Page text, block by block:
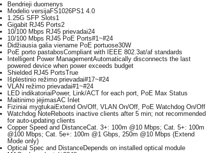
Bendrieji duomenys
Modelio versijaFS1026PS1 4.0
1.25G SFP Slots1
Gigabit RJ45 Ports2
10/100 Mbps RJ45 prievadai24
10/100 Mbps RJ45 PoE Ports#1~#24
Didžiausia galia viename PoE portuose30W
PoE porto pastabosCompliant with IEEE 802.3at/af standards
Intelligent Power ManagementAutomatically disconnects the last
powered device when power exceeds budget
Shielded RJ45 PortsTrue
Išplėstinio režimo prievadai#17~#24
VLAN režimo prievadai#1~#24
LED indikatoriai Power, Link/ACT for each port, PoE Max Status
Maitinimo įėjimasAC Inlet
Fiziniai mygtukai Extend On/Off, VLAN On/Off, PoE Watchdog On/Off
Watchdog NoteReboots inactive clients after 5 min; not recommended
for auto-updating clients
Copper Speed and DistanceCat. 3+: 100m @10 Mbps; Cat. 5+: 100m
@100 Mbps; Cat. 5e+: 100m @1 Gbps, 250m @10 Mbps (Extend
Mode only)
Optical Spec and DistanceDepends on installed optical module